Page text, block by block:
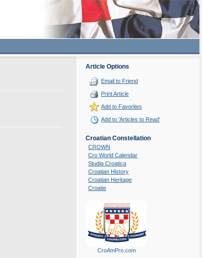
Article Options
Email to Friend
Print Article
Add to Favorites
Add to 'Articles to Read'
Croatian Constellation
CROWN
Cro World Calendar
Studia Croatica
Croatian History
Croatian Heritage
Croatie
CroAmPro.com